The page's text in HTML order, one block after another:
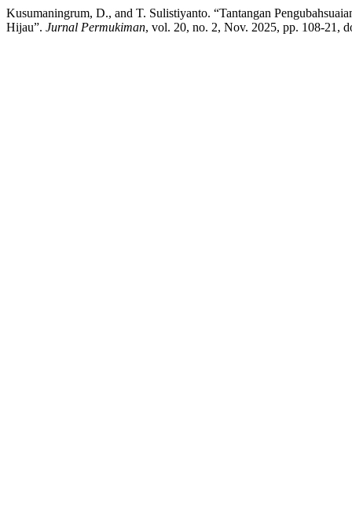
Kusumaningrum, D., and T. Sulistiyanto. “Tantangan
Hijau”. Jurnal Permukiman, vol. 20, no. 2, Nov. 2025, pp. 108-21,